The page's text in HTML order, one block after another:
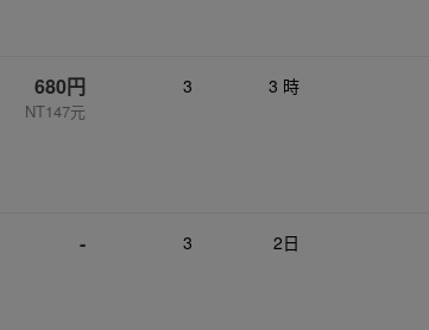
680円
NT147元
3 3 時
- 3 2日